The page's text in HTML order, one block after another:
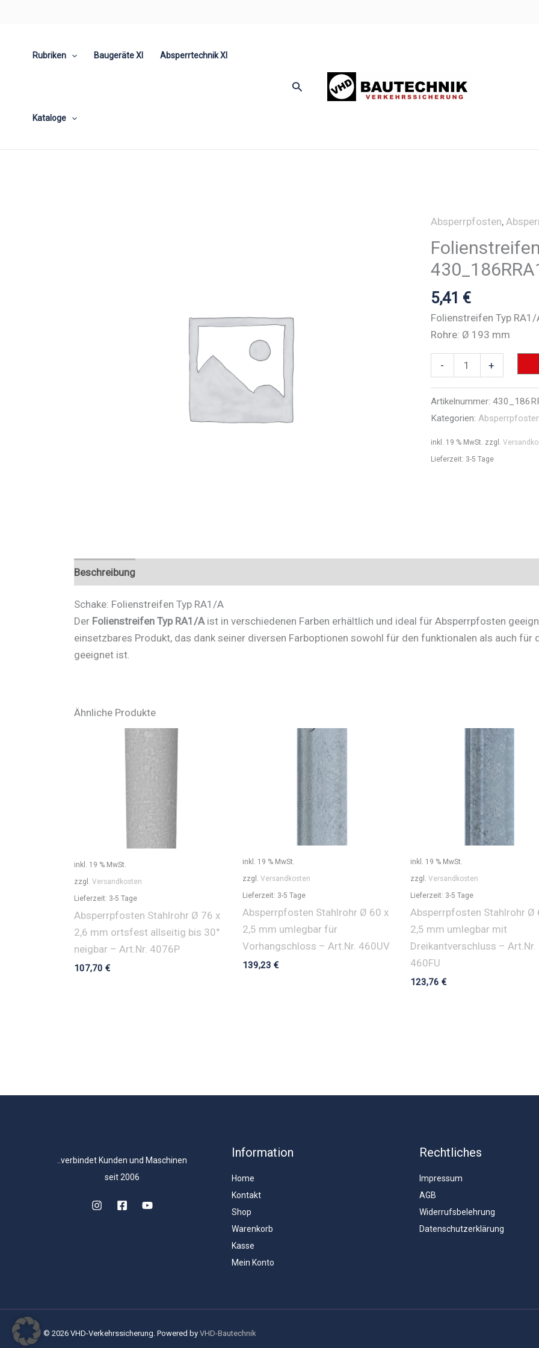
Rubriken Baugeräte XI Absperrtechnik XI
Kataloge
Suchen
Absperrpfosten,
5,41 €
Folienstreifen Typ
Rohre: Ø 193 mm
-
Folienstreifen
Typ
RA1/A
-
430_186RRA1
Menge
+
Artikelnummer:
Kategorien:
inkl. 19 % MwSt. zzgl.
Lieferzeit: 3-5 Tage
Beschreibung
Schake: Folienstreifen Typ RA1/A
Der Folienstreifen Typ RA1/Aist in verschiedenen Farben erhältlich und ideal für Absperrpfosten
einsetzbares Produkt, das dank seiner diversen Farboptionen sowohl für den funktionalen als auch für
geeignet ist.
Ähnliche Produkte
inkl. 19 % MwSt.
zzgl. Versandkosten
Lieferzeit: 3-5 Tage
Absperrpfosten Stahlrohr Ø 76 x
2,6 mm ortsfest allseitig bis 30°
neigbar – Art.Nr. 4076P
107,70 €
inkl. 19 % MwSt.
zzgl. Versandkosten
Lieferzeit: 3-5 Tage
Absperrpfosten Stahlrohr Ø 60 x
2,5 mm umlegbar für
Vorhangschloss – Art.Nr. 460UV
139,23 €
inkl. 19 % MwSt.
zzgl. Versandkosten
Lieferzeit: 3-5 Tage
Absperrpfosten Stahlrohr Ø
2,5 mm umlegbar mit
Dreikantverschluss – Art.Nr.
460FU
123,76 €
..verbindet Kunden und Maschinen
seit 2006
Information
Home
Kontakt
Shop
Warenkorb
Kasse
Mein Konto
Rechtliches
Impressum
AGB
Widerrufsbelehrung
Datenschutzerklärung
© 2026 VHD-Verkehrssicherung. Powered by VHD-Bautechnik